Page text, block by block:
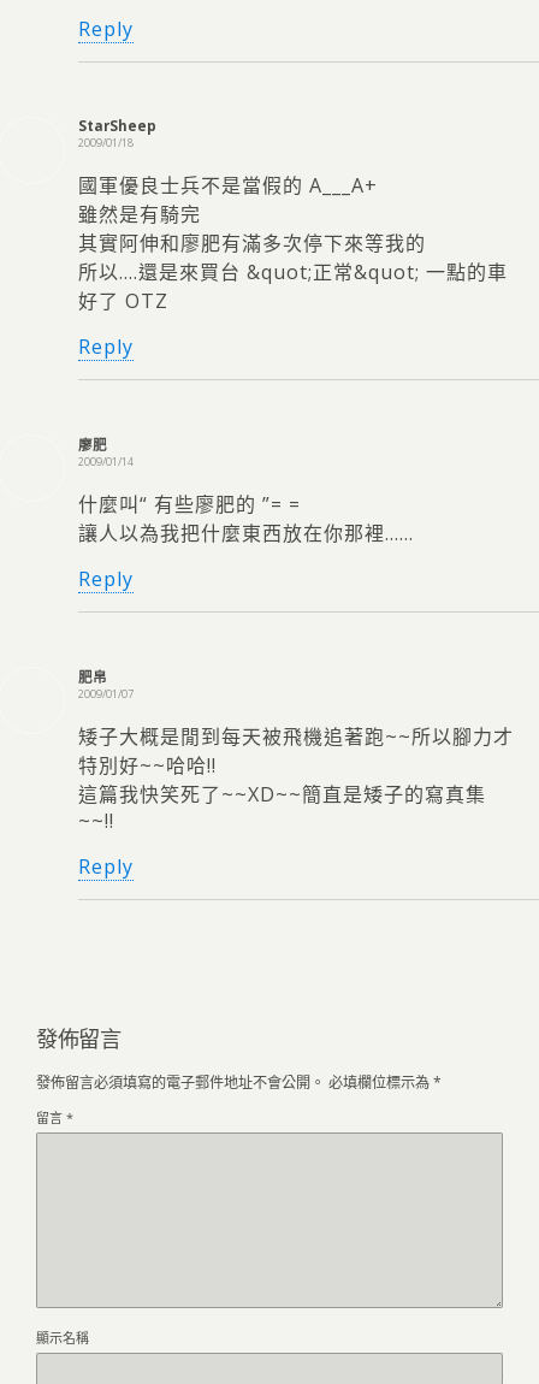
Reply
StarSheep
2009/01/18
國軍優良士兵不是當假的 A___A+
雖然是有騎完
其實阿伸和廖肥有滿多次停下來等我的
所以….還是來買台 &quot;正常&quot; 一點的車
好了 OTZ
Reply
廖肥
2009/01/14
什麼叫“ 有些廖肥的 ”= =
讓人以為我把什麼東西放在你那裡……
Reply
肥帛
2009/01/07
矮子大概是閒到每天被飛機追著跑~~所以腳力才
特別好~~哈哈!!
這篇我快笑死了~~XD~~簡直是矮子的寫真集
~~!!
Reply
發佈留言
發佈留言必須填寫的電子郵件地址不會公開。 必填欄位標示為*
留言 *
顯示名稱